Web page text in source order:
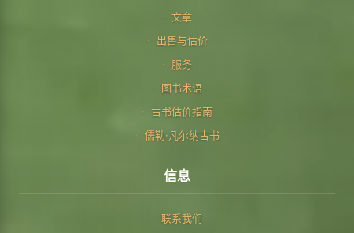
文章
出售与估价
服务
图书术语
古书估价指南
儒勒·凡尔纳古书
信息
联系我们